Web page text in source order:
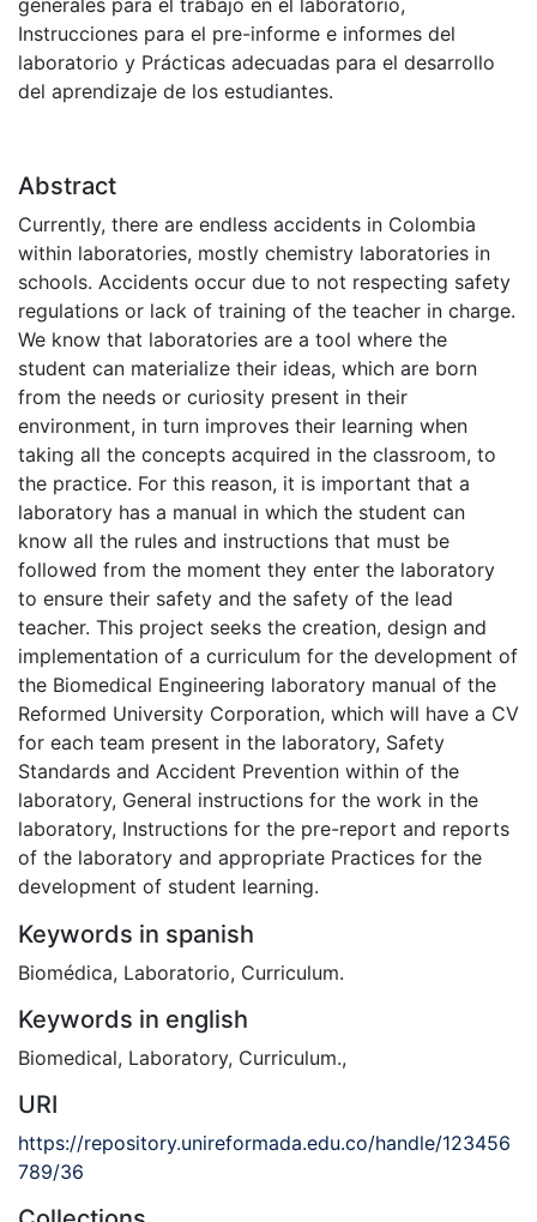
generales para el trabajo en el laboratorio,
Instrucciones para el pre-informe e informes del
laboratorio y Prácticas adecuadas para el desarrollo
del aprendizaje de los estudiantes.
Abstract
Currently, there are endless accidents in Colombia
within laboratories, mostly chemistry laboratories in
schools. Accidents occur due to not respecting safety
regulations or lack of training of the teacher in charge.
We know that laboratories are a tool where the
student can materialize their ideas, which are born
from the needs or curiosity present in their
environment, in turn improves their learning when
taking all the concepts acquired in the classroom, to
the practice. For this reason, it is important that a
laboratory has a manual in which the student can
know all the rules and instructions that must be
followed from the moment they enter the laboratory
to ensure their safety and the safety of the lead
teacher. This project seeks the creation, design and
implementation of a curriculum for the development of
the Biomedical Engineering laboratory manual of the
Reformed University Corporation, which will have a CV
for each team present in the laboratory, Safety
Standards and Accident Prevention within of the
laboratory, General instructions for the work in the
laboratory, Instructions for the pre-report and reports
of the laboratory and appropriate Practices for the
development of student learning.
Keywords in spanish
Biomédica, Laboratorio, Curriculum.
Keywords in english
Biomedical, Laboratory, Curriculum.,
URI
https://repository.unireformada.edu.co/handle/123456
789/36